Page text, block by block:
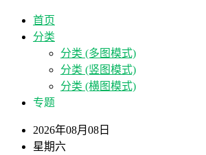
首页
分类
分类 (多图模式)
分类 (竖图模式)
分类 (横图模式)
专题
2026年08月08日
星期六